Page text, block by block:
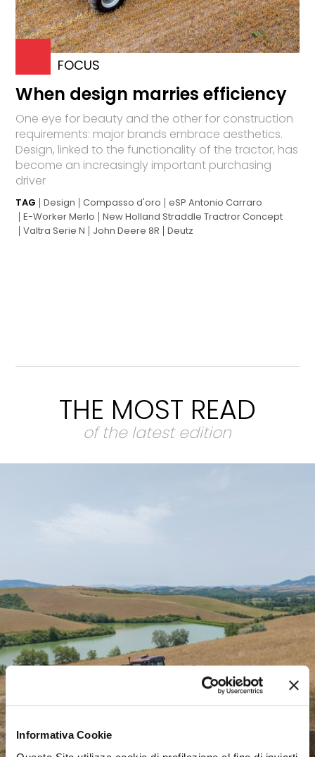
Informativa Cookie
FOCUS
When design marries efficiency
One eye for beauty and the other for construction
requirements: major brands embrace aesthetics.
Design, linked to the functionality of the tractor, has
become an increasingly important purchasing
driver
TAG Design Compasso d'oro
eSP Antonio Carraro
E-Worker Merlo
New Holland Straddle Tractror Concept
Valtra Serie N
John Deere 8R Deutz
THE MOST READ
of the latest edition
Agricultural machinery, a